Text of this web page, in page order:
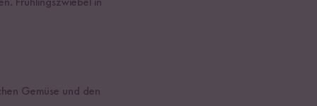
Frühlingszwiebel in
Gemüse und den